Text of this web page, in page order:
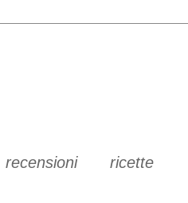
recensioni ricette